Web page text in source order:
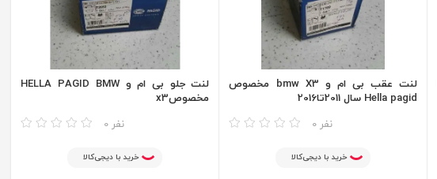
لنت عقب بی ام و bmw X3 مخصوص
Hella pagid سال 2011تا2016
0 نفر
خرید با دیجی‌کالا
لنت جلو بی ام و HELLA PAGID BMW
مخصوصx3
0 نفر
خرید با دیجی‌کالا